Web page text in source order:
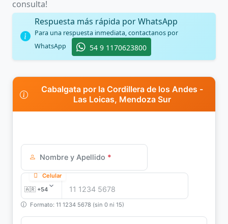
consulta!
Respuesta más rápida por WhatsApp
Para una respuesta inmediata, contactanos por
WhatsApp
54 9 1170623800
Cabalgata por la Cordillera de los Andes -
Las Loicas, Mendoza Sur
Nombre y Apellido *
Celular
Formato: 11 1234 5678 (sin 0 ni 15)